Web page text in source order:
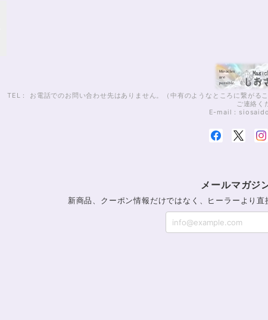
TEL： お電話でのお問い合わせ先はありません。（中有のようなところに繋がる
ご連絡く
E-mail：
メールマガジ
新商品、クーポン情報だけではなく、ヒーラーより